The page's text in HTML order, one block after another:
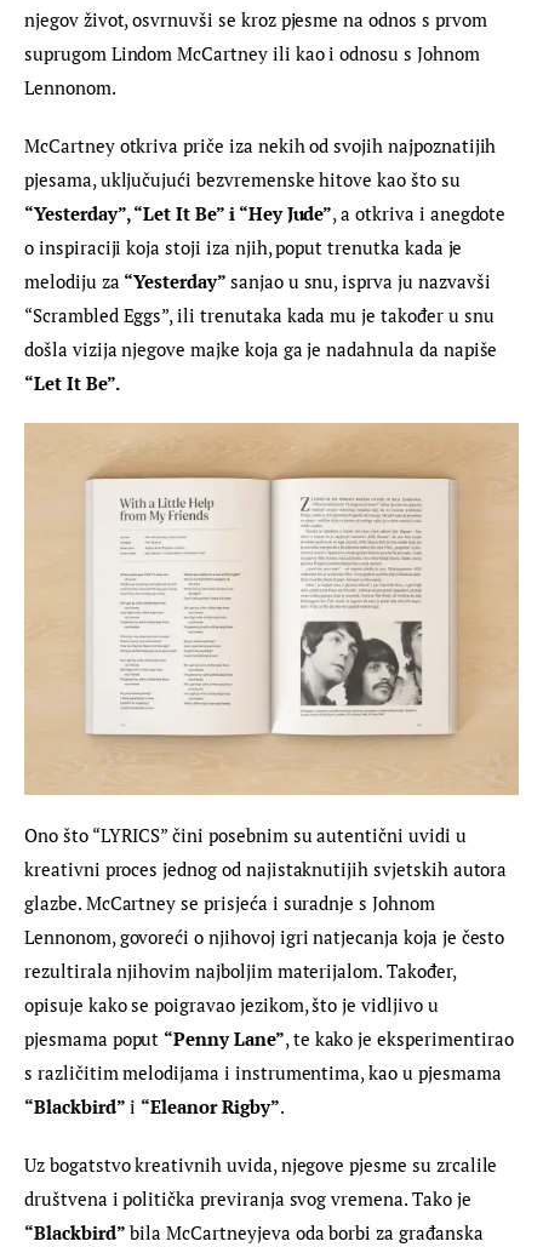
njegov život, osvrnuvši se kroz pjesme na odnos s prvom
suprugom Lindom McCartney ili kao i odnosu s Johnom
Lennonom.
McCartney otkriva priče iza nekih od svojih najpoznatijih
pjesama, uključujući bezvremenske hitove kao što su
“Yesterday”, “Let It Be” i “Hey Jude”, a otkriva i anegdote
o inspiraciji koja stoji iza njih, poput trenutka kada je
melodiju za “Yesterday” sanjao u snu, isprva ju nazvavši
“Scrambled Eggs”, ili trenutaka kada mu je također u snu
došla vizija njegove majke koja ga je nadahnula da napiše
“Let It Be”.
Ono što “LYRICS” čini posebnim su autentični uvidi u
kreativni proces jednog od najistaknutijih svjetskih autora
glazbe. McCartney se prisjeća i suradnje s Johnom
Lennonom, govoreći o njihovoj igri natjecanja koja je često
rezultirala njihovim najboljim materijalom. Također,
opisuje kako se poigravao jezikom, što je vidljivo u
pjesmama poput “Penny Lane”, te kako je eksperimentirao
s različitim melodijama i instrumentima, kao u pjesmama
“Blackbird” i “Eleanor Rigby”.
Uz bogatstvo kreativnih uvida, njegove pjesme su zrcalile
društvena i politička previranja svog vremena. Tako je
“Blackbird” bila McCartneyjeva oda borbi za građanska